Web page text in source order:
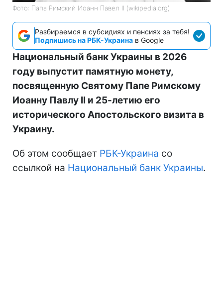
Фото: Папа Римский Иоанн Павел II (wikipedia.org)
Разбираемся в субсидиях и пенсиях за тебя!
Подпишись на РБК-Украина в Google
Национальный банк Украины в 2026
году выпустит памятную монету,
посвященную Святому Папе Римскому
Иоанну Павлу II и 25-летию его
исторического Апостольского визита в
Украину.
Об этом сообщает РБК-Украина со
ссылкой на Национальный банк Украины.